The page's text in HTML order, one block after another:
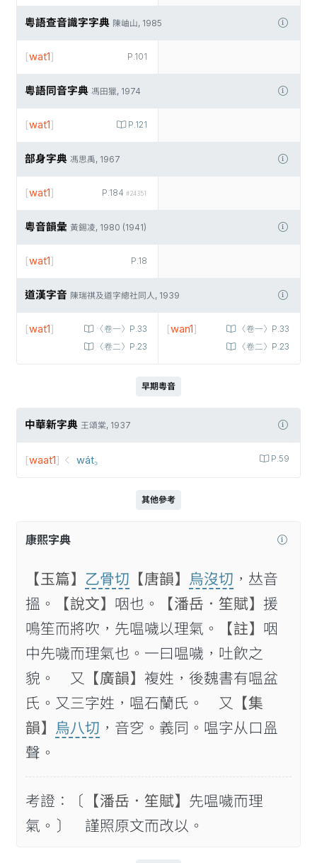
粵語查音識字字典 陳岫山, 1985
P.101
[wat1]
粵語同音字典 馮田獵, 1974
P.121
[wat1]
部身字典 馮思禹, 1967
P.184 #24351
[wat1]
粵音韻彙 黃錫凌, 1980 (1941)
P.18
[wat1]
道漢字音 陳瑞祺及道字總社同人, 1939
〈卷一〉P.33
〈卷二〉P.23
[wat1]
〈卷一〉P.33
〈卷二〉P.23
[wan1]
早期粵音
中華新字典 王頌棠, 1937
P.59
[waat1] wát꜆
其他參考
康熙字典
【玉篇】 乙骨切 【唐韻】 烏沒切 ，𠀤音
搵。
【說文】 咽也。 【潘岳．笙賦】 援
鳴笙而將吹，先嗢噦以理氣。
【註】 咽
中先噦而理氣也。一曰嗢噦，吐飮之
貌。 又
【廣韻】 複姓，後魏書有嗢盆
氏。又三字姓，嗢石蘭氏。 又
【集
韻】 烏八切 ，音穵。義同。嗢字从口𥁕
聲。
考證：〔 【潘岳．笙賦】 先嗢噦而理
氣。〕 謹照原文而改以。